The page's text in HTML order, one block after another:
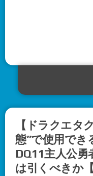
【ドラクエタ
態”で使用でき
DQ11主人公勇
は引くべきか